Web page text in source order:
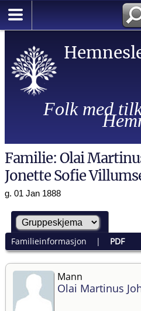
Folk med
Familie: Olai
Jonette Sofie
g. 01 Jan 1888
Familieinformasjon | PDF
Mann
Olai Martinus